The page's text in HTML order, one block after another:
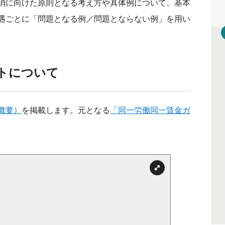
とに「問題となる例／問題とならない例」を用い
について
） を掲載します。元となる 「同一労働同一賃金ガ